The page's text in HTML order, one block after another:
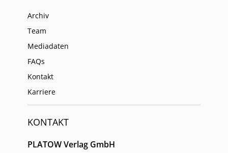
Archiv
Team
Mediadaten
FAQs
Kontakt
Karriere
KONTAKT
PLATOW Verlag GmbH